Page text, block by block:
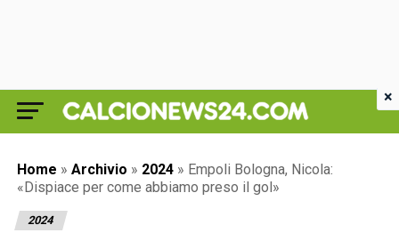
Home » Archivio » 2024 » Empoli Bologna, Nicola:
«Dispiace per come abbiamo preso il gol»
2024
×